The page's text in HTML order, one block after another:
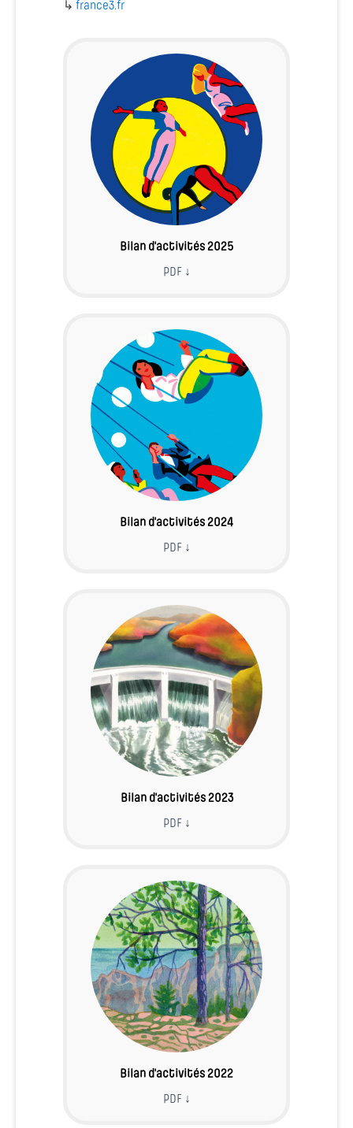
↳ france3.fr
Bilan d'activités 2025
PDF ↓
Bilan d'activités 2024
PDF ↓
Bilan d'activités 2023
PDF ↓
Bilan d'activités 2022
PDF ↓